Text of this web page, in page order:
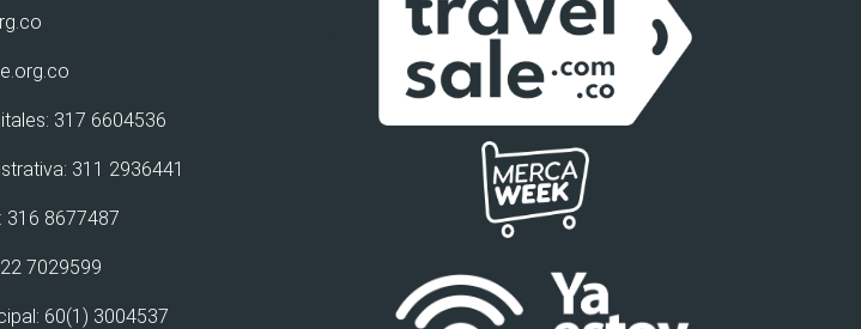
317 6604536
311 2936441
316 8677487
7029599
60(1) 3004537